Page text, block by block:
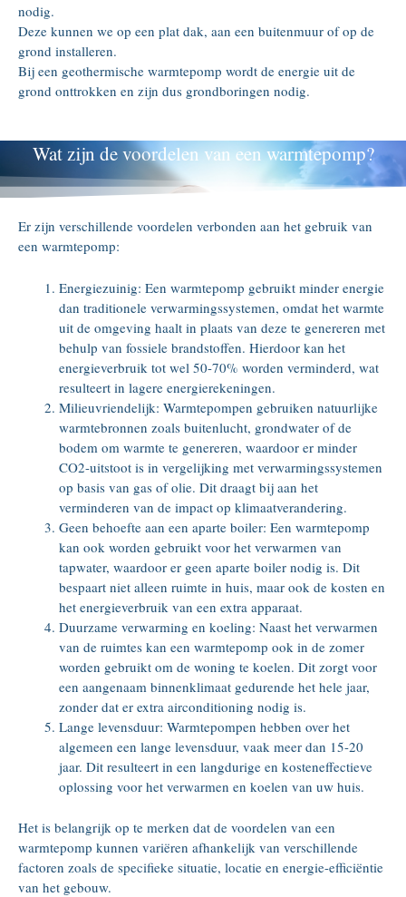
nodig.
Deze kunnen we op een plat dak, aan een buitenmuur of op de
grond installeren.
Bij een geothermische warmtepomp wordt de energie uit de
grond onttrokken en zijn dus grondboringen nodig.
Wat zijn de voordelen van een warmtepomp?
Er zijn verschillende voordelen verbonden aan het gebruik van
een warmtepomp:
Energiezuinig: Een warmtepomp gebruikt minder energie
dan traditionele verwarmingssystemen, omdat het warmte
uit de omgeving haalt in plaats van deze te genereren met
behulp van fossiele brandstoffen. Hierdoor kan het
energieverbruik tot wel 50-70% worden verminderd, wat
resulteert in lagere energierekeningen.
Milieuvriendelijk: Warmtepompen gebruiken natuurlijke
warmtebronnen zoals buitenlucht, grondwater of de
bodem om warmte te genereren, waardoor er minder
CO2-uitstoot is in vergelijking met verwarmingssystemen
op basis van gas of olie. Dit draagt bij aan het
verminderen van de impact op klimaatverandering.
Geen behoefte aan een aparte boiler: Een warmtepomp
kan ook worden gebruikt voor het verwarmen van
tapwater, waardoor er geen aparte boiler nodig is. Dit
bespaart niet alleen ruimte in huis, maar ook de kosten en
het energieverbruik van een extra apparaat.
Duurzame verwarming en koeling: Naast het verwarmen
van de ruimtes kan een warmtepomp ook in de zomer
worden gebruikt om de woning te koelen. Dit zorgt voor
een aangenaam binnenklimaat gedurende het hele jaar,
zonder dat er extra airconditioning nodig is.
Lange levensduur: Warmtepompen hebben over het
algemeen een lange levensduur, vaak meer dan 15-20
jaar. Dit resulteert in een langdurige en kosteneffectieve
oplossing voor het verwarmen en koelen van uw huis.
Het is belangrijk op te merken dat de voordelen van een
warmtepomp kunnen variëren afhankelijk van verschillende
factoren zoals de specifieke situatie, locatie en energie-efficiëntie
van het gebouw.